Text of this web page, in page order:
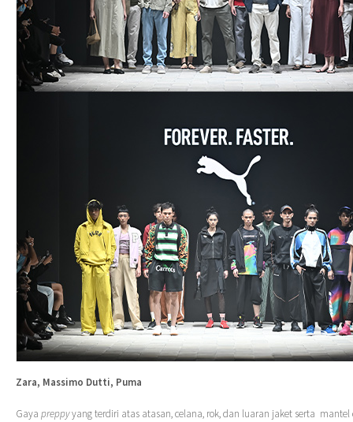
Zara, Massimo Dutti, Puma
Gaya preppyyang terdiri atas atasan, celana, rok, dan luaran jaket serta